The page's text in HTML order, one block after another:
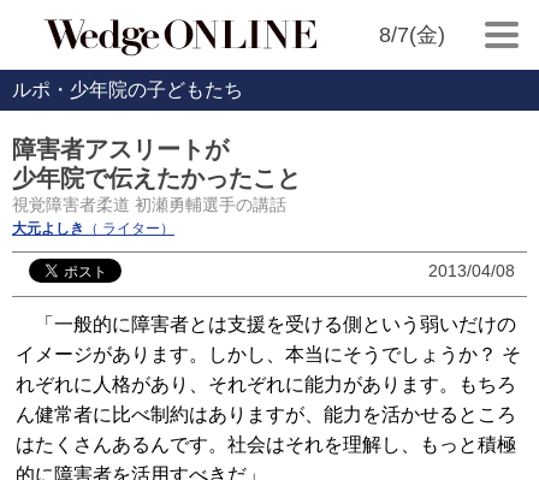
8/7(金)
ルポ・少年院の子どもたち
障害者アスリートが
少年院で伝えたかったこと
視覚障害者柔道 初瀬勇輔選手の講話
大元よしき （ ライター）
2013/04/08
「一般的に障害者とは支援を受ける側という弱いだけの
イメージがあります。しかし、本当にそうでしょうか？ そ
れぞれに人格があり、それぞれに能力があります。もちろ
ん健常者に比べ制約はありますが、能力を活かせるところ
はたくさんあるんです。社会はそれを理解し、もっと積極
的に障害者を活用すべきだ」